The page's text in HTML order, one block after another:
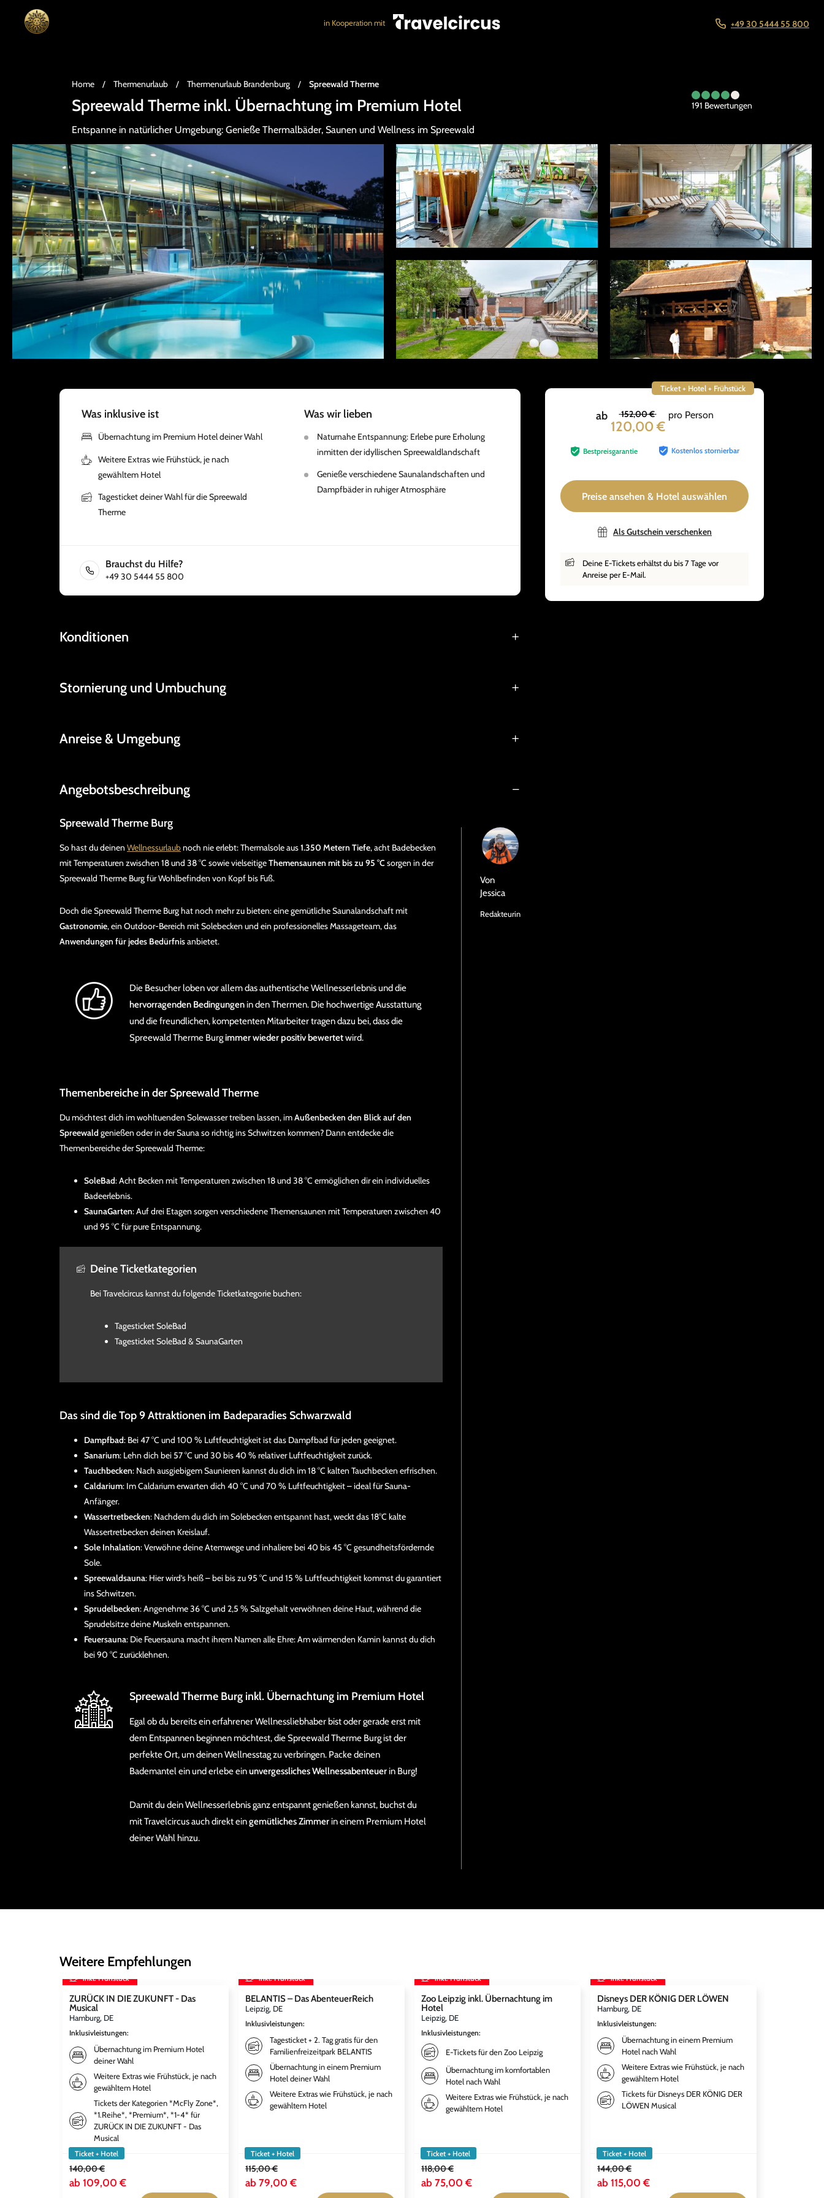
in Kooperation mit +49 30 5444 55 800
Home / Thermenurlaub / Thermenurlaub Brandenburg / Spreewald Therme
Spreewald Therme inkl. Übernachtung im Premium Hotel 191 Bewertungen
Entspanne in natürlicher Umgebung: Genieße Thermalbäder, Saunen und Wellness im Spreewald
Ticket + Hotel + Frühstück
ab 152,00 €
120,00 €
pro Person
Bestpreisgarantie Kostenlos stornierbar
Preise ansehen & Hotel auswählen
Als Gutschein verschenken
Deine E-Tickets erhältst du bis 7 Tage vor
Anreise per E-Mail.
Was inklusive ist
Übernachtung im Premium Hotel deiner Wahl
Weitere Extras wie Frühstück, je nach
gewähltem Hotel
Tagesticket deiner Wahl für die Spreewald
Therme
Was wir lieben
Naturnahe Entspannung: Erlebe pure Erholung
inmitten der idyllischen Spreewaldlandschaft
Genieße verschiedene Saunalandschaften und
Dampfbäder in ruhiger Atmosphäre
Brauchst du Hilfe?
+49 30 5444 55 800
Konditionen
Stornierung und Umbuchung
Anreise & Umgebung
Angebotsbeschreibung
Spreewald Therme Burg
So hast du deinen Wellnessurlaubnoch nie erlebt: Thermalsole aus1.350 Metern Tiefe, acht Badebecken
mit Temperaturen zwischen 18 und 38 °C sowie vielseitigeThemensaunen mit bis zu 95 °C sorgen in der
Spreewald Therme Burg für Wohlbefinden von Kopf bis Fuß.
Doch die Spreewald Therme Burg hat noch mehr zu bieten: eine gemütliche Saunalandschaft mit
Gastronomie, ein Outdoor-Bereich mit Solebecken und ein professionelles Massageteam, das
Anwendungen für jedes Bedürfnisanbietet.
Die Besucher loben vor allem das authentische Wellnesserlebnis und die
hervorragenden Bedingungen in den Thermen. Die hochwertige Ausstattung
und die freundlichen, kompetenten Mitarbeiter tragen dazu bei, dass die
Spreewald Therme Burgimmer wieder positiv bewertetwird.
Themenbereiche in der Spreewald Therme
Du möchtest dich im wohltuenden Solewasser treiben lassen, imAußenbecken den Blick auf den
Spreewaldgenießen oder in der Sauna so richtig ins Schwitzen kommen? Dann entdecke die
Themenbereiche der Spreewald Therme:
SoleBad: Acht Becken mit Temperaturen zwischen 18 und 38 °C ermöglichen dir ein individuelles
Badeerlebnis.
SaunaGarten: Auf drei Etagen sorgen verschiedene Themensaunen mit Temperaturen zwischen 40
und 95 °C für pure Entspannung.
Deine Ticketkategorien
Bei Travelcircus kannst du folgende Ticketkategorie buchen:
Tagesticket SoleBad
Tagesticket SoleBad & SaunaGarten
Das sind die Top 9 Attraktionen im Badeparadies Schwarzwald
Dampfbad: Bei 47 °C und 100 % Luftfeuchtigkeit ist das Dampfbad für jeden geeignet.
Sanarium: Lehn dich bei 57 °C und 30 bis 40 % relativer Luftfeuchtigkeit zurück.
Tauchbecken: Nach ausgiebigem Saunieren kannst du dich im 18 °C kalten Tauchbecken erfrischen.
Caldarium: Im Caldarium erwarten dich 40 °C und 70 % Luftfeuchtigkeit – ideal für Sauna-
Anfänger.
Wassertretbecken: Nachdem du dich im Solebecken entspannt hast, weckt das 18°C kalte
Wassertretbecken deinen Kreislauf.
Sole Inhalation: Verwöhne deine Atemwege und inhaliere bei 40 bis 45 °C gesundheitsfördernde
Sole.
Spreewaldsauna: Hier wird’s heiß – bei bis zu 95 °C und 15 % Luftfeuchtigkeit kommst du garantiert
ins Schwitzen.
Sprudelbecken: Angenehme 36 °C und 2,5 % Salzgehalt verwöhnen deine Haut, während die
Sprudelsitze deine Muskeln entspannen.
Feuersauna: Die Feuersauna macht ihrem Namen alle Ehre: Am wärmenden Kamin kannst du dich
bei 90 °C zurücklehnen.
Spreewald Therme Burg inkl. Übernachtung im Premium Hotel
Egal ob du bereits ein erfahrener Wellnessliebhaber bist oder gerade erst mit
dem Entspannen beginnen möchtest, die Spreewald Therme Burg ist der
perfekte Ort, um deinen Wellnesstag zu verbringen. Packe deinen
Bademantel ein und erlebe einunvergessliches Wellnessabenteuer in Burg!
Damit du dein Wellnesserlebnis ganz entspannt genießen kannst, buchst du
mit Travelcircus auch direkt eingemütliches Zimmer in einem Premium Hotel
deiner Wahl hinzu.
Von
Jessica
Redakteurin
Weitere Empfehlungen
inkl. Frühstück
ZURÜCK IN DIE ZUKUNFT - Das
Musical
Hamburg, DE
Inklusivleistungen:
Übernachtung im Premium Hotel
deiner Wahl
Weitere Extras wie Frühstück, je nach
gewähltem Hotel
Tickets der Kategorien *McFly Zone*,
*1.Reihe*, *Premium*, *1-4* für
ZURÜCK IN DIE ZUKUNFT - Das
Musical
Ticket + Hotel
140,00 €
ab 109,00 €
inkl. Frühstück
BELANTIS – Das AbenteuerReich
Leipzig, DE
Inklusivleistungen:
Tagesticket + 2. Tag gratis für den
Familienfreizeitpark BELANTIS
Übernachtung in einem Premium
Hotel deiner Wahl
Weitere Extras wie Frühstück, je nach
gewähltem Hotel
Ticket + Hotel
115,00 €
ab 79,00 €
inkl. Frühstück
Zoo Leipzig inkl. Übernachtung im
Hotel
Leipzig, DE
Inklusivleistungen:
E-Tickets für den Zoo Leipzig
Übernachtung im komfortablen
Hotel nach Wahl
Weitere Extras wie Frühstück, je nach
gewähltem Hotel
Ticket + Hotel
118,00 €
ab 75,00 €
inkl. Frühstück
Disneys DER KÖNIG DER LÖWEN
Hamburg, DE
Inklusivleistungen:
Übernachtung in einem Premium
Hotel nach Wahl
Weitere Extras wie Frühstück, je nach
gewähltem Hotel
Tickets für Disneys DER KÖNIG DER
LÖWEN Musical
Ticket + Hotel
144,00 €
ab 115,00 €